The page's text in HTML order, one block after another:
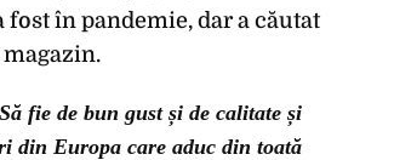
fost în pandemie, dar a căutat
fie de bun gust și de calitate și
din Europa care aduc din toată